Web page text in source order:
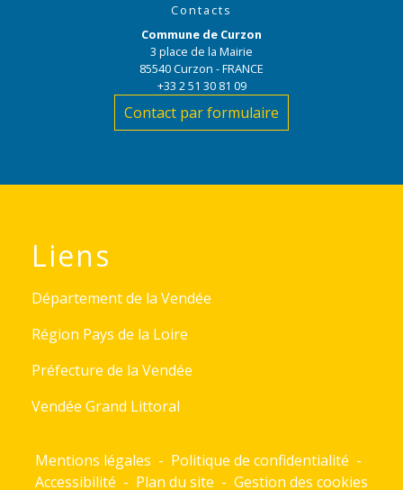
Contacts
Commune de Curzon
3 place de la Mairie
85540 Curzon - FRANCE
+33 2 51 30 81 09
Contact par formulaire
Liens
Département de la Vendée
Région Pays de la Loire
Préfecture de la Vendée
Vendée Grand Littoral
Mentions légales - Politique de confidentialité -
Accessibilité - Plan du site - Gestion des cookies